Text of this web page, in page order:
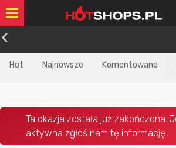
Hot Najnowsze Komentowane